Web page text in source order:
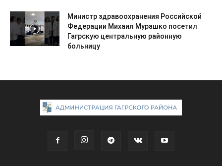
Министр здравоохранения Российской
Федерации Михаил Мурашко посетил
Гагрскую центральную районную
больницу